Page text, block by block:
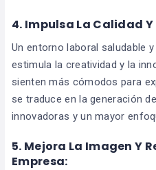
4. Impulsa La Calidad
Un entorno laboral saludable
estimula la creatividad y la
sienten más cómodos para
se traduce en la generación
innovadoras y un mayor
5. Mejora La Imagen Y
Empresa: